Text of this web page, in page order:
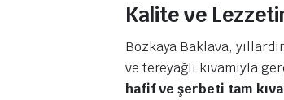
Kalite ve
Bozkaya Baklava,
ve tereyağlı kıvamıyla
hafif ve şerbeti tam